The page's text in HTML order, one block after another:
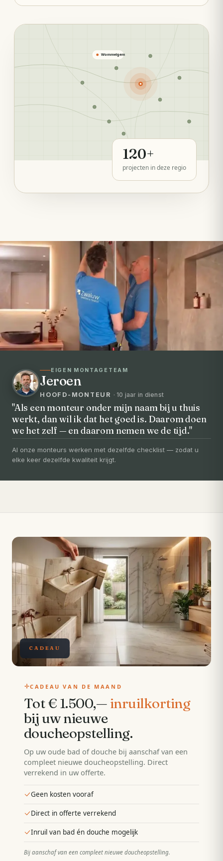
Wommelgem
120+
projecten in deze regio
EIGEN MONTAGETEAM
Jeroen
HOOFD-MONTEUR · 10 jaar in dienst
"Als een monteur onder mijn naam bij u thuis
werkt, dan wil ik dat het goed is. Daarom doen
we het zelf — en daarom nemen we de tijd."
Al onze monteurs werken met dezelfde checklist — zodat u
elke keer dezelfde kwaliteit krijgt.
VOORHEEN → NA
Uw badkamer, volledig vernieuwd in
3-5 dagen
levertijd van slechts 4 weken.
CADEAU
CADEAU VAN DE MAAND
Tot € 1.500,— inruilkorting
bij uw nieuwe
doucheopstelling.
Op uw oude bad of douche bij aanschaf van een
compleet nieuwe doucheopstelling. Direct
verrekend in uw offerte.
Geen kosten vooraf
Direct in offerte verrekend
Inruil van bad én douche mogelijk
Bij aanschaf van een compleet nieuwe doucheopstelling.